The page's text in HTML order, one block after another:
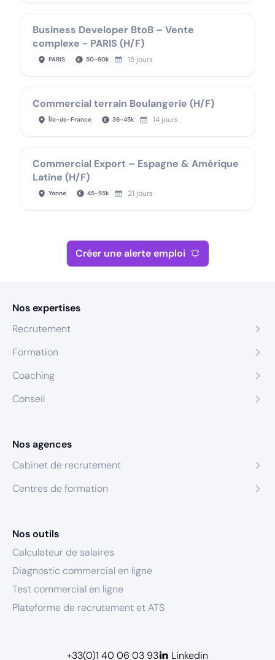
Business Developer BtoB – Vente
complexe - PARIS (H/F)
PARIS 50-60k 15 jours
Commercial terrain Boulangerie (H/F)
Île-de-France 36-45k 14 jours
Commercial Export – Espagne & Amérique
Latine (H/F)
Yonne 45-55k 21 jours
Créer une alerte emploi
Nos expertises
Recrutement
Formation
Coaching
Conseil
Nos agences
Cabinet de recrutement
Centres de formation
Nos outils
Calculateur de salaires
Diagnostic commercial en ligne
Test commercial en ligne
Plateforme de recrutement et ATS
+33(0)1 40 06 03 93 Linkedin